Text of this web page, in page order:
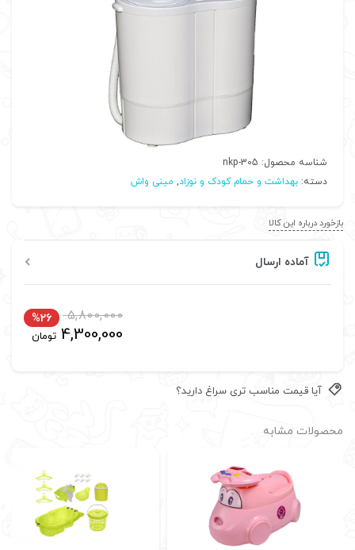
شناسه محصول: nkp-305
دسته: بهداشت و حمام کودک و نوزاد, مینی واش
بازخورد درباره این کالا
آماده ارسال
5,800,000
4,300,000 تومان
%26
آیا قیمت مناسب تری سراغ دارید؟
محصولات مشابه